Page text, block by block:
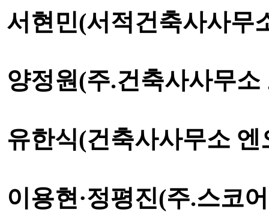
서현민(서적건축사사무
양정원(주.건축사사무소
유한식(건축사사무소 엔
이용현·정평진(주.스코